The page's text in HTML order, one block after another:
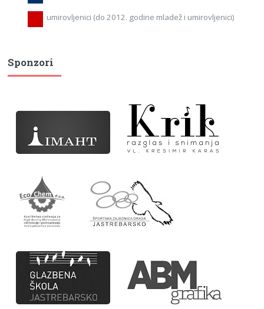
umirovljenici (do 2012. godine mladež i umirovljenici)
Sponzori